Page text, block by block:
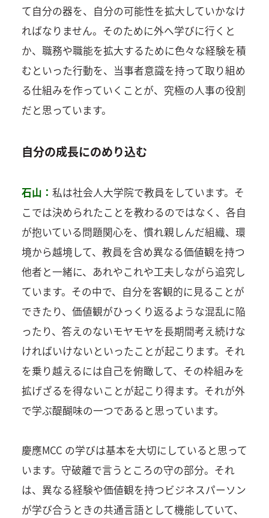
て自分の器を、自分の可能性を拡大していかなけ
ればなりません。そのために外へ学びに行くと
か、職務や職能を拡大するために色々な経験を積
むといった行動を、当事者意識を持って取り組め
る仕組みを作っていくことが、究極の人事の役割
だと思っています。
自分の成長にのめり込む
石山： 私は社会人大学院で教員をしています。そ
こでは決められたことを教わるのではなく、各自
が抱いている問題関心を、慣れ親しんだ組織、環
境から越境して、教員を含め異なる価値観を持つ
他者と一緒に、あれやこれや工夫しながら追究し
ています。その中で、自分を客観的に見ることが
できたり、価値観がひっくり返るような混乱に陥
ったり、答えのないモヤモヤを長期間考え続けな
ければいけないといったことが起こります。それ
を乗り越えるには自己を俯瞰して、その枠組みを
拡げざるを得ないことが起こり得ます。それが外
で学ぶ醍醐味の一つであると思っています。
慶應MCC の学びは基本を大切にしていると思って
います。守破離で言うところの守の部分。それ
は、異なる経験や価値観を持つビジネスパーソン
が学び合うときの共通言語として機能していて、